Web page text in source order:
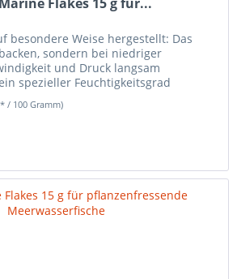
Flakes 15 g für...
besondere Weise hergestellt: Das
sondern bei niedriger
und Druck langsam
spezieller Feuchtigkeitsgrad
/ 100 Gramm)